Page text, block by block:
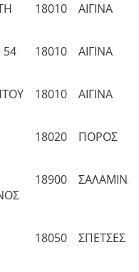
18010 ΑΙΓΙΝΑ
18010 ΑΙΓΙΝΑ
18010 ΑΙΓΙΝΑ
18020 ΠΟΡΟΣ
18900 ΣΑΛΑΜΙΝΑ
18050 ΣΠΕΤΣΕΣ